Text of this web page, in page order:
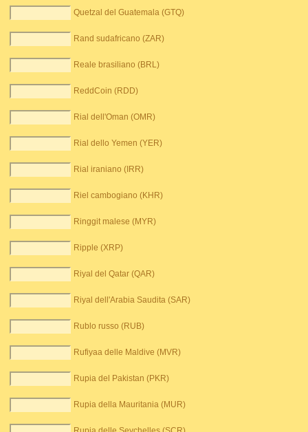
Quetzal del Guatemala (GTQ)
Rand sudafricano (ZAR)
Reale brasiliano (BRL)
ReddCoin (RDD)
Rial dell'Oman (OMR)
Rial dello Yemen (YER)
Rial iraniano (IRR)
Riel cambogiano (KHR)
Ringgit malese (MYR)
Ripple (XRP)
Riyal del Qatar (QAR)
Riyal dell'Arabia Saudita (SAR)
Rublo russo (RUB)
Rufiyaa delle Maldive (MVR)
Rupia del Pakistan (PKR)
Rupia della Mauritania (MUR)